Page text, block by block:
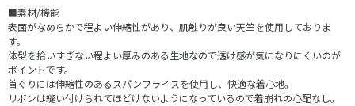
■素材/機能
表面がなめらかで程よい伸縮性があり、肌触りが良い天竺を使用しておりま
す。
体型を拾いすぎない程よい厚みのある生地なので透け感が気になりにくいのが
ポイントです。
首ぐりには伸縮性のあるスパンフライスを使用し、快適な着心地。
リボンは縫い付けられてほどけないようになっているので着崩れの心配なし。